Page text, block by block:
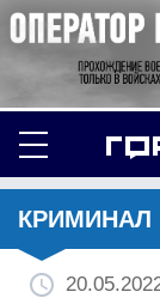
КРИМИНАЛ